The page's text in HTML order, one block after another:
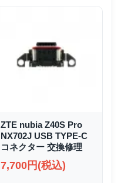
ZTE nubia Z40S Pro
NX702J USB TYPE-C
コネクター 交換修理
7,700円(税込)